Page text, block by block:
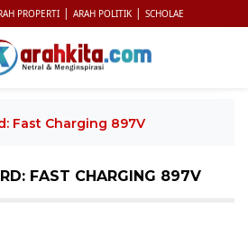
PROPERTI | ARAH POLITIK | SCHOLAE
Fast Charging 897V
FAST CHARGING 897V